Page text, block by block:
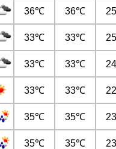
36℃ 36℃
33℃ 33℃
33℃ 33℃
33℃ 33℃
35℃ 35℃
35℃ 35℃